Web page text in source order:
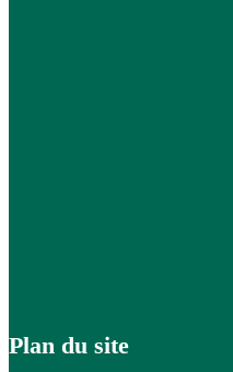
Plan du site